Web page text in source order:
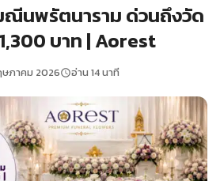
นพรัตนาราม ด่วนถึงวัด
1,300 บาท | Aorest
ษภาคม 2026 อ่าน 14 นาที